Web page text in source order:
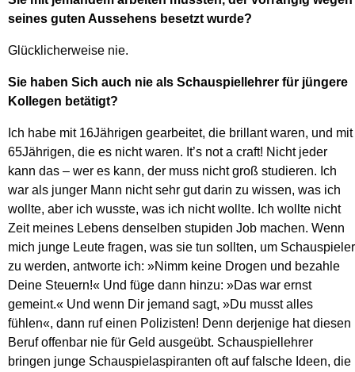
seines guten Aussehens besetzt wurde?
Glücklicherweise nie.
Sie haben Sich auch nie als Schauspiellehrer für jüngere
Kollegen betätigt?
Ich habe mit 16Jährigen gearbeitet, die brillant waren, und mit
65Jährigen, die es nicht waren. It’s not a craft! Nicht jeder
kann das – wer es kann, der muss nicht groß studieren. Ich
war als junger Mann nicht sehr gut darin zu wissen, was ich
wollte, aber ich wusste, was ich nicht wollte. Ich wollte nicht
Zeit meines Lebens denselben stupiden Job machen. Wenn
mich junge Leute fragen, was sie tun sollten, um Schauspieler
zu werden, antworte ich: »Nimm keine Drogen und bezahle
Deine Steuern!« Und füge dann hinzu: »Das war ernst
gemeint.« Und wenn Dir jemand sagt, »Du musst alles
fühlen«, dann ruf einen Polizisten! Denn derjenige hat diesen
Beruf offenbar nie für Geld ausgeübt. Schauspiellehrer
bringen junge Schauspielaspiranten oft auf falsche Ideen, die